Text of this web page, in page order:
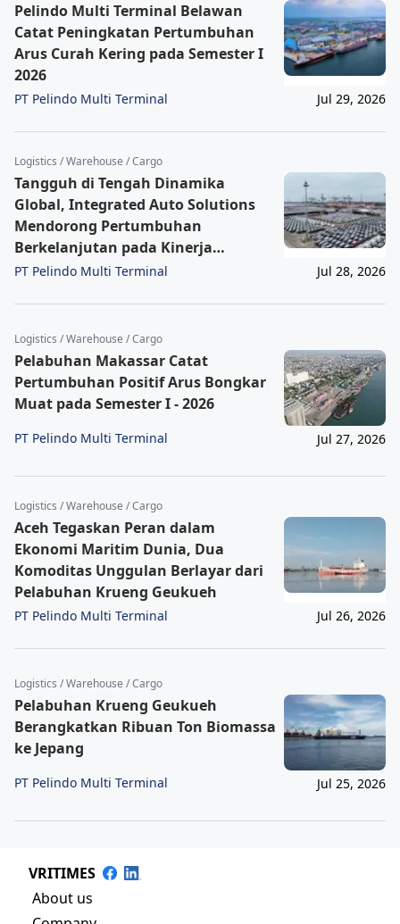
Pelindo Multi Terminal Belawan
Catat Peningkatan Pertumbuhan
Arus Curah Kering pada Semester I
2026
PT Pelindo Multi Terminal Jul 29, 2026
Logistics / Warehouse / Cargo
Tangguh di Tengah Dinamika
Global, Integrated Auto Solutions
Mendorong Pertumbuhan
Berkelanjutan pada Kinerja
Keuangan IPCC Semester I 2026
PT Pelindo Multi Terminal Jul 28, 2026
Logistics / Warehouse / Cargo
Pelabuhan Makassar Catat
Pertumbuhan Positif Arus Bongkar
Muat pada Semester I - 2026
PT Pelindo Multi Terminal Jul 27, 2026
Logistics / Warehouse / Cargo
Aceh Tegaskan Peran dalam
Ekonomi Maritim Dunia, Dua
Komoditas Unggulan Berlayar dari
Pelabuhan Krueng Geukueh
PT Pelindo Multi Terminal Jul 26, 2026
Logistics / Warehouse / Cargo
Pelabuhan Krueng Geukueh
Berangkatkan Ribuan Ton Biomassa
ke Jepang
PT Pelindo Multi Terminal Jul 25, 2026
VRITIMES
About us